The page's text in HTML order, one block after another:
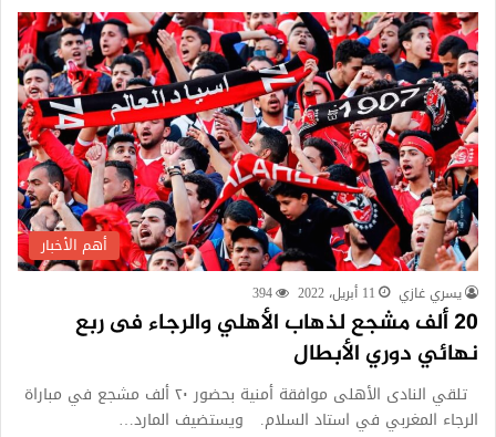
أهم الأخبار
يسري غازي 11 أبريل، 2022 394
20 ألف مشجع لذهاب الأهلي والرجاء فى ربع
نهائي دوري الأبطال
تلقي النادى الأهلى موافقة أمنية بحضور ٢٠ ألف مشجع في مباراة
الرجاء المغربي في استاد السلام. ويستضيف المارد…